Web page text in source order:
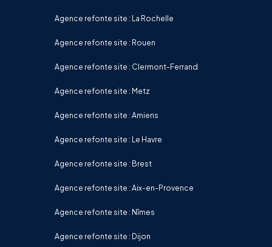
Agence refonte site : La Rochelle
Agence refonte site : Rouen
Agence refonte site : Clermont-Ferrand
Agence refonte site : Metz
Agence refonte site : Amiens
Agence refonte site : Le Havre
Agence refonte site : Brest
Agence refonte site : Aix-en-Provence
Agence refonte site : Nîmes
Agence refonte site : Dijon